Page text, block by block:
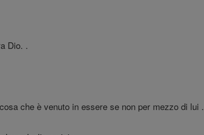
Dio. .
che è venuto in essere se non per mezzo di lui .